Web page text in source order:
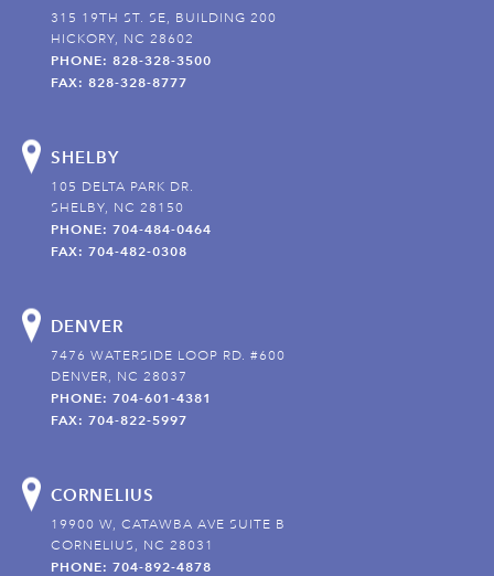
315 19TH ST. SE, BUILDING 200
HICKORY, NC 28602
PHONE: 828-328-3500
FAX: 828-328-8777
SHELBY
105 DELTA PARK DR.
SHELBY, NC 28150
PHONE: 704-484-0464
FAX: 704-482-0308
DENVER
7476 WATERSIDE LOOP RD. #600
DENVER, NC 28037
PHONE: 704-601-4381
FAX: 704-822-5997
CORNELIUS
19900 W, CATAWBA AVE SUITE B
CORNELIUS, NC 28031
PHONE: 704-892-4878